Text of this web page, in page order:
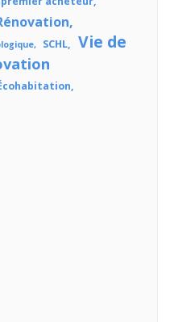
SCHL
Vie de